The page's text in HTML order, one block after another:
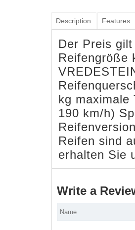
Description Features
Der Preis
Reifengröße
kg maximale
190 km/h)
Reifen sind
erhalten Sie
Write a